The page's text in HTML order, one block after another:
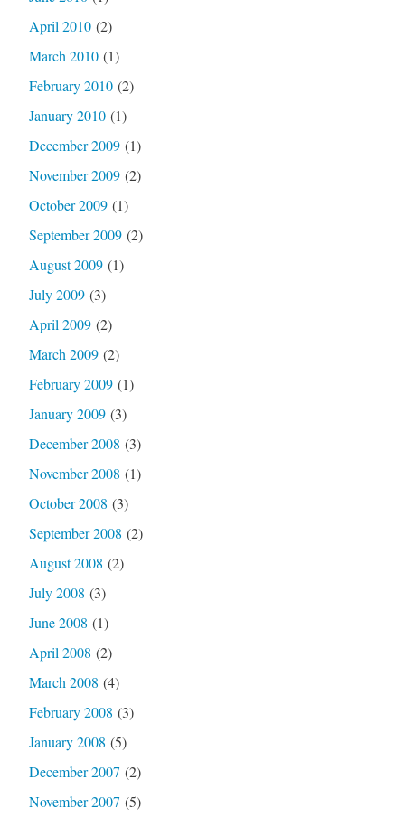
April 2010(2)
March 2010(1)
February 2010(2)
January 2010(1)
December 2009(1)
November 2009(2)
October 2009(1)
September 2009(2)
August 2009(1)
July 2009(3)
April 2009(2)
March 2009(2)
February 2009(1)
January 2009(3)
December 2008 (3)
November 2008 (1)
October 2008 (3)
September 2008 (2)
August 2008 (2)
July 2008 (3)
June 2008 (1)
April 2008 (2)
March 2008 (4)
February 2008 (3)
January 2008 (5)
December 2007 (2)
November 2007 (5)